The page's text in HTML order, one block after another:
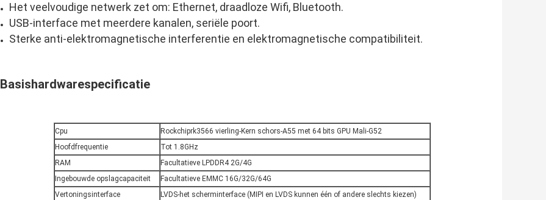
Het veelvoudige netwerk zet om: Ethernet, draadloze Wifi, Bluetooth.
USB-interface met meerdere kanalen, seriële poort.
Sterke anti-elektromagnetische interferentie en elektromagnetische compatibiliteit.
Basishardwarespecificatie
Cpu
Rockchiprk3566 vierling-Kern schors-A55 met 64 bits GPU Mali-G52
Hoofdfrequentie
Tot 1.8GHz
RAM
Facultatieve LPDDR4 2G/4G
Ingebouwde opslagcapaciteit
Facultatieve EMMC 16G/32G/64G
Vertoningsinterface
LVDS-het scherminterface (MIPI en LVDS kunnen één of andere slechts kiezen)